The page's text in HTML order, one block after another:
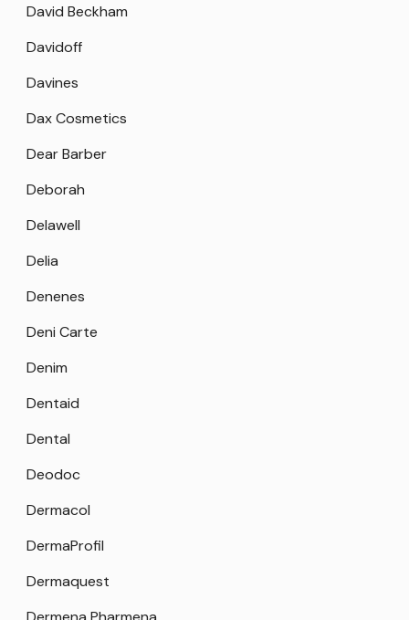
David Beckham
Davidoff
Davines
Dax Cosmetics
Dear Barber
Deborah
Delawell
Delia
Denenes
Deni Carte
Denim
Dentaid
Dental
Deodoc
Dermacol
DermaProfil
Dermaquest